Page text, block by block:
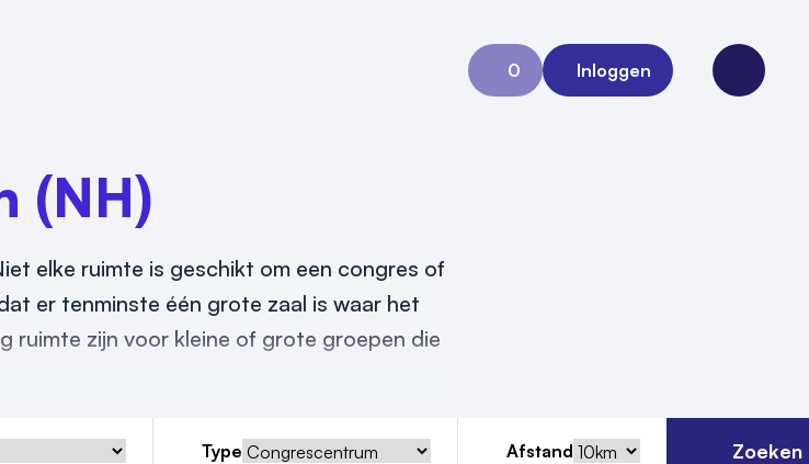
0
Aanvraag 0
Inloggen
Open
(NH)
elke ruimte is geschikt om een congres of
er tenminste één grote zaal is waar het
ruimte zijn voor kleine of grote groepen die
Type Afstand Zoeken